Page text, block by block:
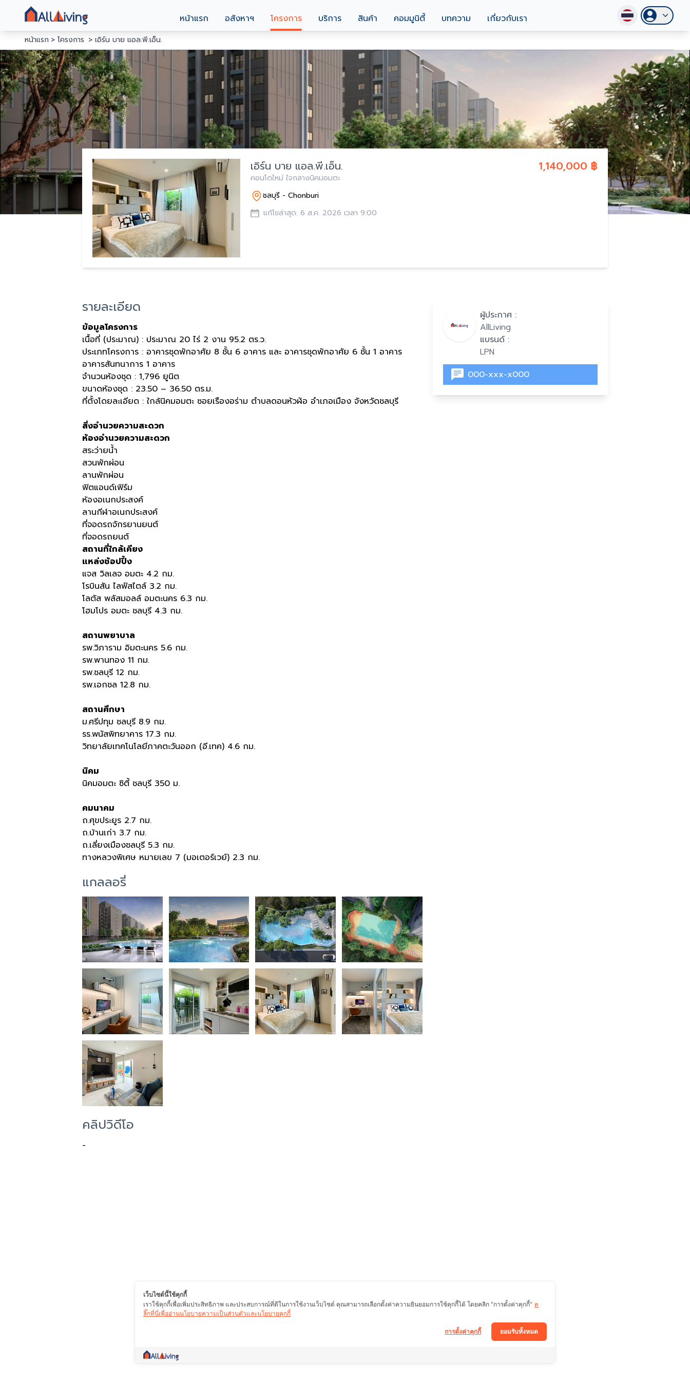
หน้าแรก อสังหาฯ โครงการ บริการ สินค้า คอมมูนิตี้ บทความ เกี่ยวกับเรา
หน้าแรก โครงการ เอิร์น บาย แอล.พี.เอ็น.
1,140,000 ฿
เอิร์น บาย แอล.พี.เอ็น.
คอนโดใหม่ ใจกลางนิคมอมตะ
ชลบุรี - Chonburi
แก้ไขล่าสุด: 6 ส.ค. 2026 เวลา 9:00
รายละเอียด
ข้อมูลโครงการ
เนื้อที่ (ประมาณ) : ประมาณ 20 ไร่ 2 งาน 95.2 ตร.ว.
ประเภทโครงการ : อาคารชุดพักอาศัย 8 ชั้น 6 อาคาร และ อาคารชุดพักอาศัย 6 ชั้น 1 อาคาร
อาคารสันทนาการ 1 อาคาร
จำนวนห้องชุด : 1,796 ยูนิต
ขนาดห้องชุด : 23.50 – 36.50 ตร.ม.
ที่ตั้งโดยละเอียด : ใกล้นิคมอมตะ ซอยเรืองอร่าม ตำบลดอนหัวฬ่อ อำเภอเมือง จังหวัดชลบุรี
สิ่งอำนวยความสะดวก
ห้องอำนวยความสะดวก
สระว่ายน้ำ
สวนพักผ่อน
ลานพักผ่อน
ฟิตแอนด์เฟิร์ม
ห้องอเนกประสงค์
ลานกีฬาอเนกประสงค์
ที่จอดรถจักรยานยนต์
ที่จอดรถยนต์
สถานที่ใกล้เคียง
แหล่งช้อปปิ้ง
แจส วิลเลจ อมตะ 4.2 กม.
โรบินสัน ไลฟ์สไตล์ 3.2 กม.
โลตัส พลัสมอลล์ อมตะนคร 6.3 กม.
โฮมโปร อมตะ ชลบุรี 4.3 กม.
สถานพยาบาล
รพ.วิภาราม อิมตะนคร 5.6 กม.
รพ.พานทอง 11 กม.
รพ.ชลบุรี 12 กม.
รพ.เอกชล 12.8 กม.
สถานศึกษา
ม.ศรีปทุม ชลบุรี 8.9 กม.
รร.พนัสพิทยาคาร 17.3 กม.
วิทยาลัยเทคโนโลยีภาคตะวันออก (อี.เทค) 4.6 กม.
นิคม
นิคมอมตะ ซิตี้ ชลบุรี 350 ม.
คมนาคม
ถ.ศุขประยูร 2.7 กม.
ถ.บ้านเก่า 3.7 กม.
ถ.เลี่ยงเมืองชลบุรี 5.3 กม.
ทางหลวงพิเศษ หมายเลข 7 (มอเตอร์เวย์) 2.3 กม.
แกลลอรี่
คลิปวิดีโอ
-
ผู้ประกาศ :
AllLiving
แบรนด์ :
LPN
000-xxx-x000
เว็บไซต์นี้ใช้คุกกี้
เราใช้คุกกี้เพื่อเพิ่มประสิทธิภาพ และประสบการณ์ที่ดีในการใช้งานเว็บไซต์ คุณสามารถเลือกตั้งค่าความยินยอมการใช้คุกกี้ได้ โดยคลิก "การตั้งค่าคุกกี้" ค
ลิ๊กที่นี่เพื่ออ่านนโยบายความเป็นส่วนตัวและนโยบายคุกกี้
ยอมรับทั้งหมด
การตั้งค่าคุกกี้